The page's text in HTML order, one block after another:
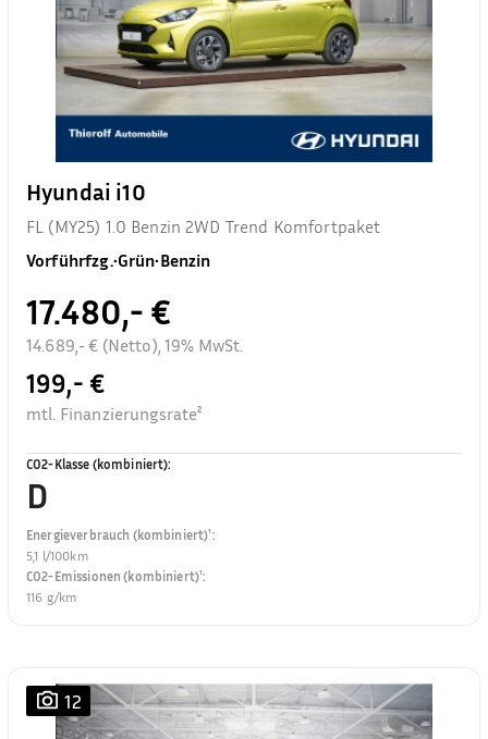
Hyundai i10
FL (MY25) 1.0 Benzin 2WD Trend Komfortpaket
Vorführfzg.•Grün•Benzin
17.480,- €
14.689,- € (Netto), 19% MwSt.
199,- €
mtl. Finanzierungsrate²
CO2-Klasse (kombiniert):
D
Energieverbrauch (kombiniert)¹:
5,1 l/100km
CO2-Emissionen (kombiniert)¹:
116 g/km
12